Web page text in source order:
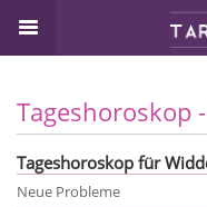
Tageshoroskop
Tageshoroskop für
Neue Probleme